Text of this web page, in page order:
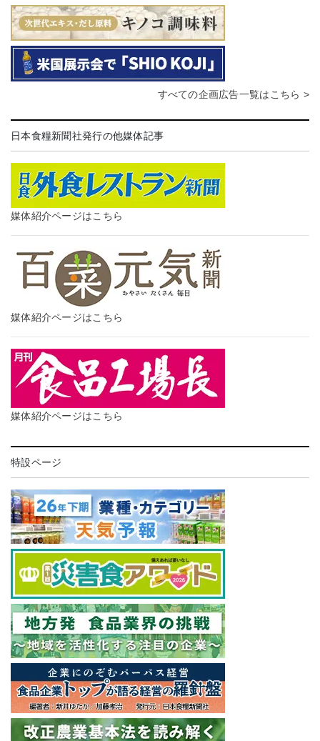
すべての企画広告一覧はこちら >
日本食糧新聞社発行の他媒体記事
媒体紹介ページはこちら
媒体紹介ページはこちら
媒体紹介ページはこちら
特設ページ